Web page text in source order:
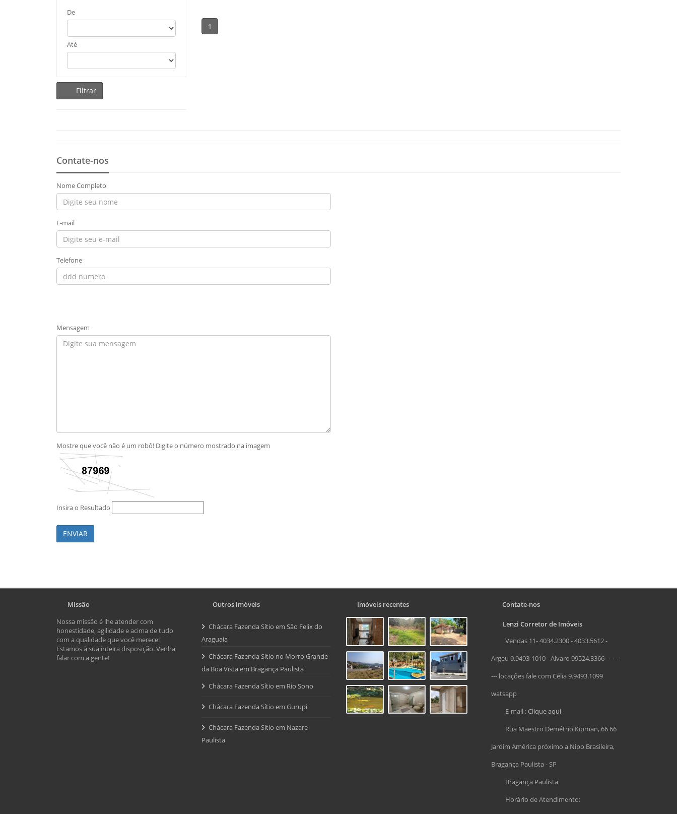
De
Até
Filtrar
1
Contate-nos
Nome Completo
E-mail
Telefone
Mensagem
Mostre que você não é um robô! Digite o número mostrado na imagem
Insira o Resultado
ENVIAR
Missão
Nossa missão é lhe atender com
honestidade, agilidade e acima de tudo
com a qualidade que você merece!
Estamos à sua inteira disposição. Venha
falar com a gente!
Outros imóveis
Chácara Fazenda Sítio em São Felix do
Araguaia
Chácara Fazenda Sítio no Morro Grande
da Boa Vista em Bragança Paulista
Chácara Fazenda Sítio em Rio Sono
Chácara Fazenda Sítio em Gurupi
Chácara Fazenda Sítio em Nazare
Paulista
Imóveis recentes Contate-nos
Lenzi Corretor de Imóveis
Vendas 11- 4034.2300 - 4033.5612 -
Argeu 9.9493-1010 - Alvaro 99524.3366 -------
--- locações fale com Célia 9.9493.1099
watsapp
E-mail :Clique aqui
Rua Maestro Demétrio Kipman, 66 66
Jardim América próximo a Nipo Brasileira,
Bragança Paulista - SP
Bragança Paulista
Horário de Atendimento: